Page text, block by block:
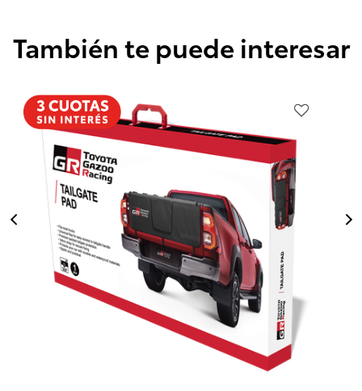
También te puede interesar